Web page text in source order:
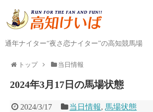
通年ナイター“夜さ恋ナイター”の高知競馬場
トップ 当日情報
2024年3月17日の馬場状態
2024/3/17 当日情報, 馬場状態